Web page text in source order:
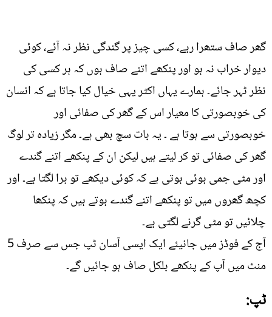
گھر صاف ستھرا رہے، کسی چیز پر گندگی نظر نہ آئے، کوئی
دیوار خراب نہ ہو اور پنکھے اتنے صاف ہوں کہ ہر کسی کی
نظر ٹہر جائے۔ ہمارے یہاں اکثر یہی خیال کیا جاتا ہے کہ انسان
کی خوبصورتی کا معیار اس کے گھر کی صفائی اور
خوبصورتی سے ہوتا ہے ۔ یہ بات سچ بھی ہے۔ مگر زیادہ تر لوگ
گھر کی صفائی تو کر لیتے ہیں لیکن ان کے پنکھے اتنے گندے
اور مٹی جمی ہوئی ہوتی ہے کہ کوئی دیکھے تو برا لگتا ہے۔ اور
کچھ گھروں میں تو پنکھے اتنے گندے ہوتے ہیں کہ پنکھا
چلائیں تو مٹی گرنے لگتی ہے۔
آج کے فوڈز میں جانیئے ایک ایسی آسان ٹپ جس سے صرف 5
منٹ میں آپ کے پنکھے بلکل صاف ہو جائیں گے۔
ٹپ: